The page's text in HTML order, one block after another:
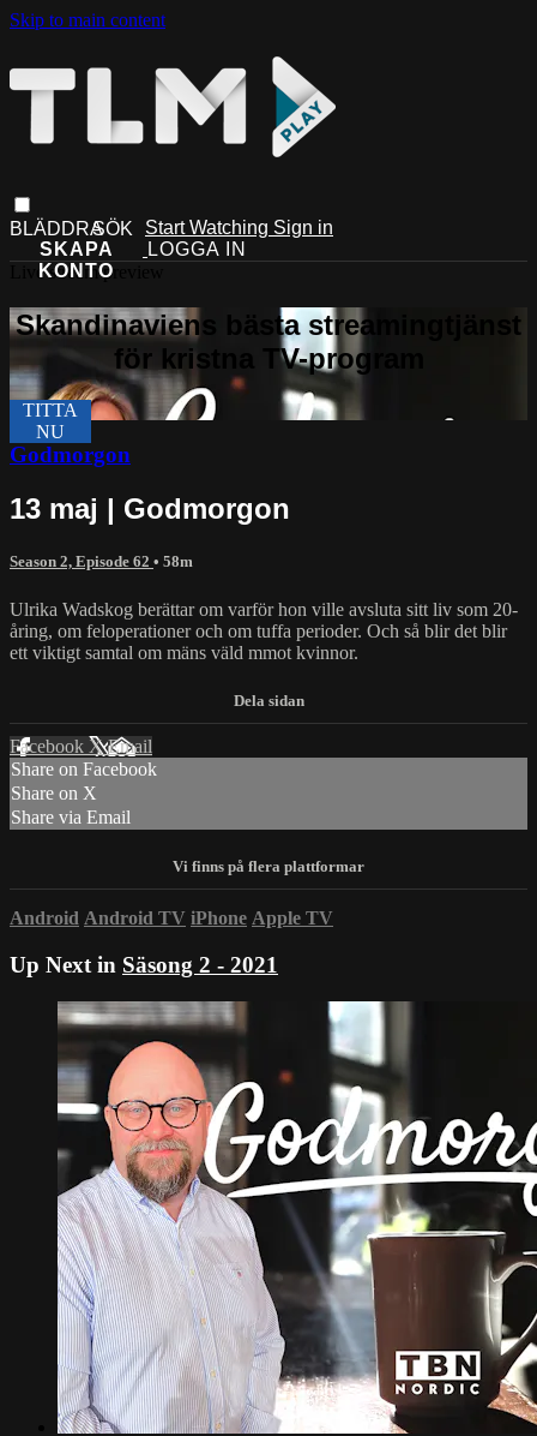
Skip to main content
Start Watching Sign in
Live stream preview
Godmorgon
13 maj | Godmorgon
Season 2, Episode 62 • 58m
Ulrika Wadskog berättar om varför hon ville avsluta sitt liv som 20-
åring, om feloperationer och om tuffa perioder. Och så blir det blir
ett viktigt samtal om mäns väld mmot kvinnor.
Facebook XEmail
Share on Facebook
Share on X
Share via Email
Android Android TV iPhone Apple TV
Up Next in Säsong 2 - 2021